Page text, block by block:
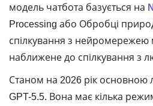
модель чатбота базується на
Processing або Обробці
спілкування з
наближене до спілкування з
Станом на 2026 рік основною
GPT-5.5. Вона має кілька